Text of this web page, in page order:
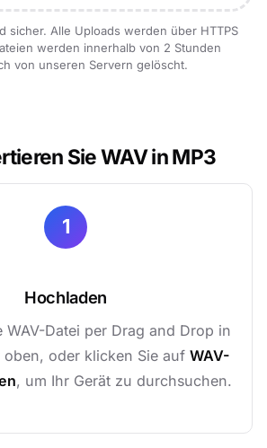
sicher. Alle Uploads werden über HTTPS
werden innerhalb von 2 Stunden
von unseren Servern gelöscht.
Sie WAV in MP3
1
Hochladen
WAV-Datei per Drag and Drop in
oben, oder klicken Sie auf WAV-
, um Ihr Gerät zu durchsuchen.